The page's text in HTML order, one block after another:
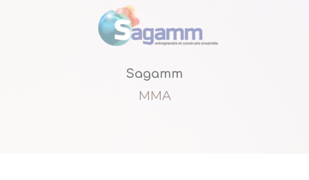
Sagamm
MMA